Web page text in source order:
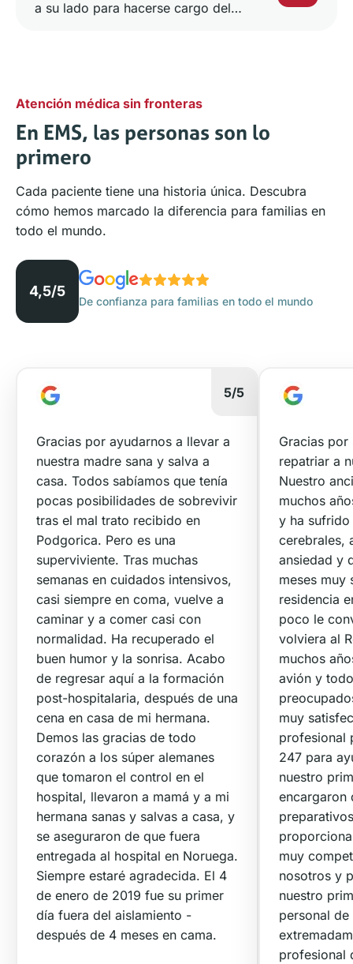
a su lado para hacerse cargo del
Atención médica sin fronteras
En EMS, las personas son lo
primero
Cada paciente tiene una historia única. Descubra
cómo hemos marcado la diferencia para familias en
todo el mundo.
4,5/5
De confianza para familias en todo el mundo
Gracias por ayudarnos a llevar a
nuestra madre sana y salva a
casa. Todos sabíamos que tenía
pocas posibilidades de sobrevivir
tras el mal trato recibido en
Podgorica. Pero es una
superviviente. Tras muchas
semanas en cuidados intensivos,
casi siempre en coma, vuelve a
caminar y a comer casi con
normalidad. Ha recuperado el
buen humor y la sonrisa. Acabo
de regresar aquí a la formación
post-hospitalaria, después de una
cena en casa de mi hermana.
Demos las gracias de todo
corazón a los súper alemanes
que tomaron el control en el
hospital, llevaron a mamá y a mi
hermana sanas y salvas a casa, y
se aseguraron de que fuera
entregada al hospital en Noruega.
Siempre estaré agradecida. El 4
de enero de 2019 fue su primer
día fuera del aislamiento -
después de 4 meses en cama.
5/5
Gracias por
repatriar a
Nuestro
muchos
y ha
cerebrales,
ansiedad y
meses muy
residencia
poco le
volviera al
muchos
avión y
muy
profesional
247 para
nuestro
encargaron
muy
nosotros y
nuestro
personal
profesional